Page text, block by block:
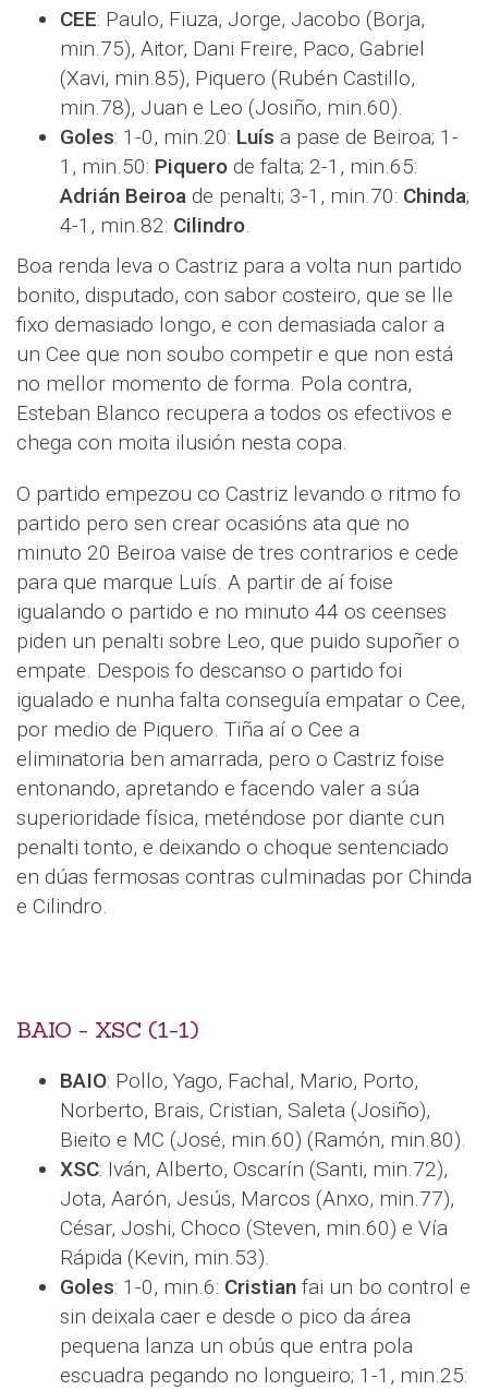
CEE: Paulo, Fiuza, Jorge, Jacobo (Borja,
min.75), Aitor, Dani Freire, Paco, Gabriel
(Xavi, min.85), Piquero (Rubén Castillo,
min.78), Juan e Leo (Josiño, min.60).
Goles: 1-0, min.20: Luís a pase de Beiroa; 1-
1, min.50: Piquero de falta; 2-1, min.65:
Adrián Beiroa de penalti; 3-1, min.70: Chinda;
4-1, min.82: Cilindro.
Boa renda leva o Castriz para a volta nun partido
bonito, disputado, con sabor costeiro, que se lle
fixo demasiado longo, e con demasiada calor a
un Cee que non soubo competir e que non está
no mellor momento de forma. Pola contra,
Esteban Blanco recupera a todos os efectivos e
chega con moita ilusión nesta copa.
O partido empezou co Castriz levando o ritmo fo
partido pero sen crear ocasións ata que no
minuto 20 Beiroa vaise de tres contrarios e cede
para que marque Luís. A partir de aí foise
igualando o partido e no minuto 44 os ceenses
piden un penalti sobre Leo, que puido supoñer o
empate. Despois fo descanso o partido foi
igualado e nunha falta conseguía empatar o Cee,
por medio de Piquero. Tiña aí o Cee a
eliminatoria ben amarrada, pero o Castriz foise
entonando, apretando e facendo valer a súa
superioridade física, meténdose por diante cun
penalti tonto, e deixando o choque sentenciado
en dúas fermosas contras culminadas por Chinda
e Cilindro.
BAIO - XSC (1-1)
BAIO: Pollo, Yago, Fachal, Mario, Porto,
Norberto, Brais, Cristian, Saleta (Josiño),
Bieito e MC (José, min.60) (Ramón, min.80).
XSC: Iván, Alberto, Oscarín (Santi, min.72),
Jota, Aarón, Jesús, Marcos (Anxo, min.77),
César, Joshi, Choco (Steven, min.60) e Vía
Rápida (Kevin, min.53).
Goles: 1-0, min.6: Cristian fai un bo control e
sin deixala caer e desde o pico da área
pequena lanza un obús que entra pola
escuadra pegando no longueiro; 1-1, min.25: